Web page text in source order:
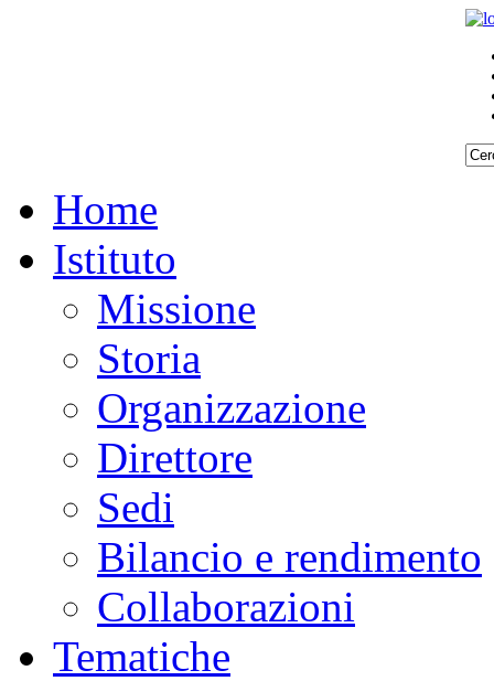
Home
Istituto
Missione
Storia
Organizzazione
Direttore
Sedi
Bilancio e rendimento
Collaborazioni
Tematiche